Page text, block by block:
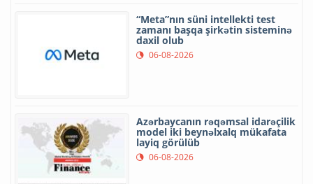
“Meta”nın süni intellekti test
zamanı başqa şirkətin sisteminə
daxil olub
06-08-2026
Azərbaycanın rəqəmsal idarəçilik
model iki beynəlxalq mükafata
layiq görülüb
06-08-2026